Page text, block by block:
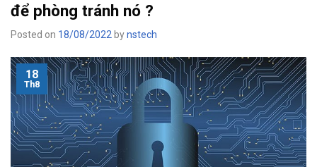
để phòng tránh nó ?
Posted on 18/08/2022 bynstech
18
Th8